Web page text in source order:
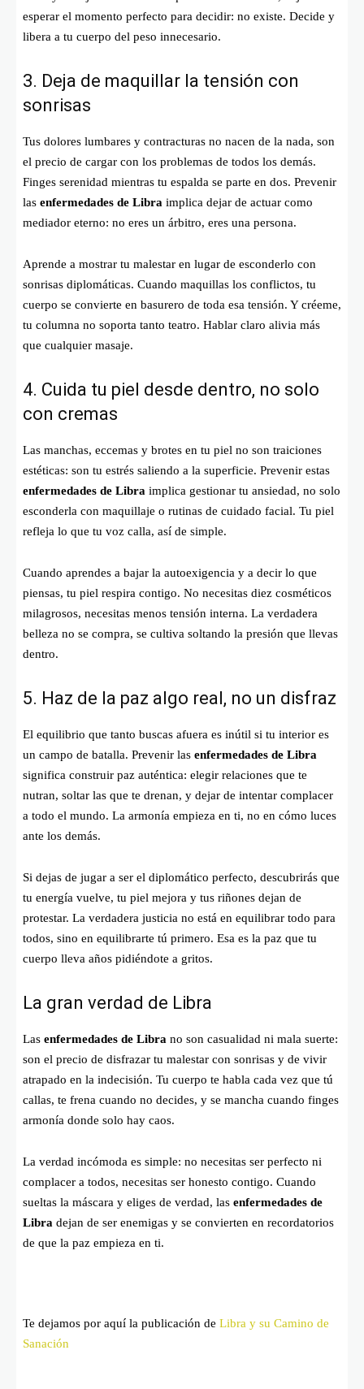
esperar el momento perfecto para decidir: no existe. Decide y
libera a tu cuerpo del peso innecesario.
3. Deja de maquillar la tensión con
sonrisas
Tus dolores lumbares y contracturas no nacen de la nada, son
el precio de cargar con los problemas de todos los demás.
Finges serenidad mientras tu espalda se parte en dos. Prevenir
las enfermedades de Libra implica dejar de actuar como
mediador eterno: no eres un árbitro, eres una persona.
Aprende a mostrar tu malestar en lugar de esconderlo con
sonrisas diplomáticas. Cuando maquillas los conflictos, tu
cuerpo se convierte en basurero de toda esa tensión. Y créeme,
tu columna no soporta tanto teatro. Hablar claro alivia más
que cualquier masaje.
4. Cuida tu piel desde dentro, no solo
con cremas
Las manchas, eccemas y brotes en tu piel no son traiciones
estéticas: son tu estrés saliendo a la superficie. Prevenir estas
enfermedades de Libra implica gestionar tu ansiedad, no solo
esconderla con maquillaje o rutinas de cuidado facial. Tu piel
refleja lo que tu voz calla, así de simple.
Cuando aprendes a bajar la autoexigencia y a decir lo que
piensas, tu piel respira contigo. No necesitas diez cosméticos
milagrosos, necesitas menos tensión interna. La verdadera
belleza no se compra, se cultiva soltando la presión que llevas
dentro.
5. Haz de la paz algo real, no un disfraz
El equilibrio que tanto buscas afuera es inútil si tu interior es
un campo de batalla. Prevenir las enfermedades de Libra
significa construir paz auténtica: elegir relaciones que te
nutran, soltar las que te drenan, y dejar de intentar complacer
a todo el mundo. La armonía empieza en ti, no en cómo luces
ante los demás.
Si dejas de jugar a ser el diplomático perfecto, descubrirás que
tu energía vuelve, tu piel mejora y tus riñones dejan de
protestar. La verdadera justicia no está en equilibrar todo para
todos, sino en equilibrarte tú primero. Esa es la paz que tu
cuerpo lleva años pidiéndote a gritos.
La gran verdad de Libra
Las enfermedades de Libra no son casualidad ni mala suerte:
son el precio de disfrazar tu malestar con sonrisas y de vivir
atrapado en la indecisión. Tu cuerpo te habla cada vez que tú
callas, te frena cuando no decides, y se mancha cuando finges
armonía donde solo hay caos.
La verdad incómoda es simple: no necesitas ser perfecto ni
complacer a todos, necesitas ser honesto contigo. Cuando
sueltas la máscara y eliges de verdad, las enfermedades de
Libra dejan de ser enemigas y se convierten en recordatorios
de que la paz empieza en ti.
Te dejamos por aquí la publicación de Libra y su Camino de
Sanación